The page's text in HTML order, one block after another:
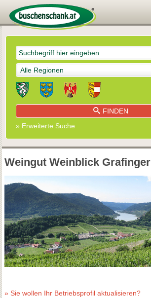
Alle Regionen
FINDEN
» Erweiterte Suche
Weingut Weinblick Grafinger
» Sie wollen Ihr Betriebsprofil aktualisieren?